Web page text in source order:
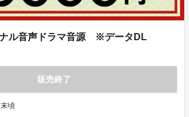
ル音声ドラマ音源 ※データDL
販売終了
頃